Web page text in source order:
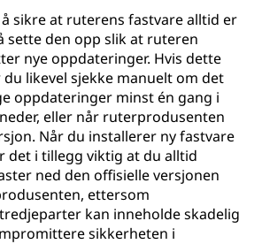
sikre at ruterens fastvare alltid er
sette den opp slik at ruteren
nye oppdateringer. Hvis dette
likevel sjekke manuelt om det
oppdateringer minst én gang i
eller når ruterprodusenten
Når du installerer ny fastvare
det i tillegg viktig at du alltid
ned den offisielle versjonen
ettersom
kan inneholde skadelig
sikkerheten i